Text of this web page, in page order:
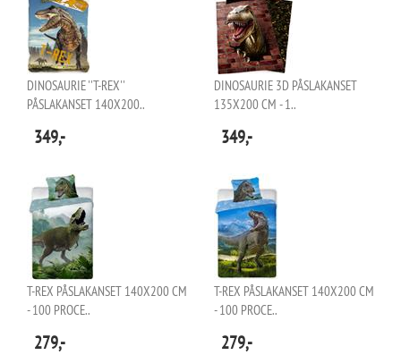
DINOSAURIE ''T-REX''
PÅSLAKANSET 140X200..
349,-
DINOSAURIE 3D PÅSLAKANSET
135X200 CM - 1..
349,-
T-REX PÅSLAKANSET 140X200 CM
- 100 PROCE..
279,-
T-REX PÅSLAKANSET 140X200 CM
- 100 PROCE..
279,-